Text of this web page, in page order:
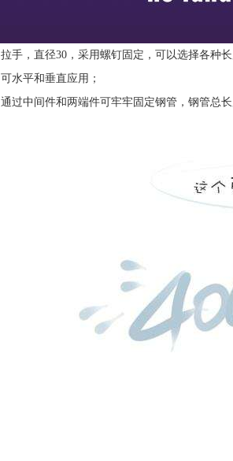
手，直径30，采用螺钉固定，可以选择各种长
水平和垂直应用；
过中间件和两端件可牢牢固定钢管，钢管总